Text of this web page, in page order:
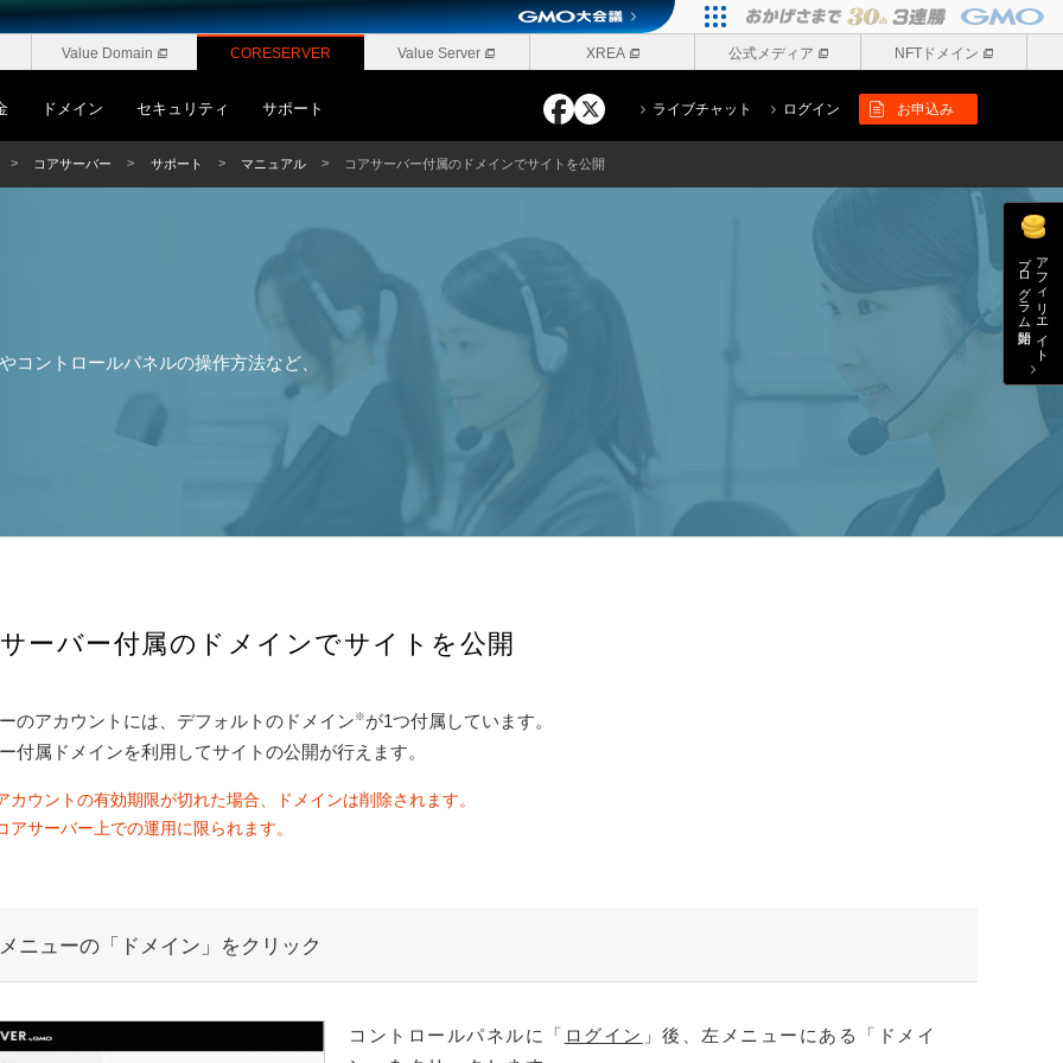
Value Domain CORESERVER Value Server XREA 公式メディア NFTドメイン
ドメイン セキュリティ サポート ライブチャット ログイン お申込み
アフィリエイト
プログラム開始
コアサーバー サポート マニュアル コアサーバー付属のドメインでサイトを公開
コントロールパネルの操作方法など、
ーバー付属のドメインでサイトを公開
のアカウントには、デフォルトのドメイン ※ が1つ付属しています。
付属ドメインを利用してサイトの公開が行えます。
カウントの有効期限が切れた場合、ドメインは削除されます。
アサーバー上での運用に限られます。
ニューの「ドメイン」をクリック
コントロールパネルに「 ログイン 」後、左メニューにある「ドメイ